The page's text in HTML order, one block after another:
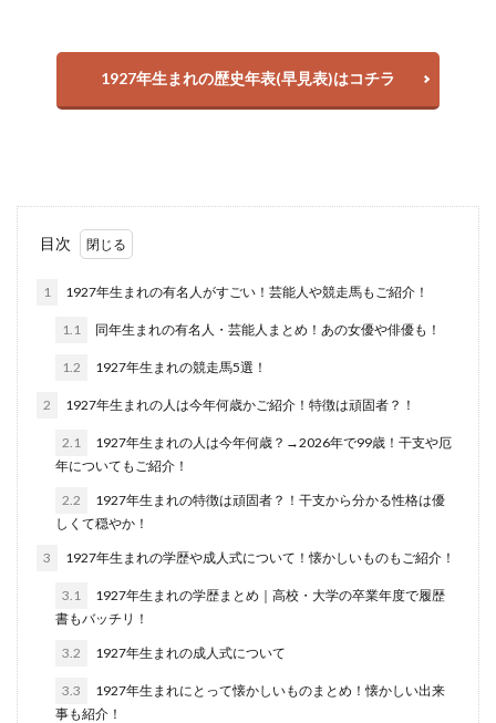
1927年生まれの歴史年表(早見表)はコチラ
目次
1 1927年生まれの有名人がすごい！芸能人や競走馬もご紹介！
1.1 同年生まれの有名人・芸能人まとめ！あの女優や俳優も！
1.2 1927年生まれの競走馬5選！
2 1927年生まれの人は今年何歳かご紹介！特徴は頑固者？！
2.1
1927年生まれの人は今年何歳？→2026年で99歳！干支や厄
年についてもご紹介！
2.2
1927年生まれの特徴は頑固者？！干支から分かる性格は優
しくて穏やか！
3 1927年生まれの学歴や成人式について！懐かしいものもご紹介！
3.1
1927年生まれの学歴まとめ｜高校・大学の卒業年度で履歴
書もバッチリ！
3.2 1927年生まれの成人式について
3.3
1927年生まれにとって懐かしいものまとめ！懐かしい出来
事も紹介！